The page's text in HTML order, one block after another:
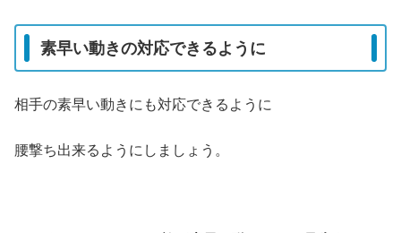
素早い動きの対応できるように
相手の素早い動きにも対応できるように
腰撃ち出来るようにしましょう。